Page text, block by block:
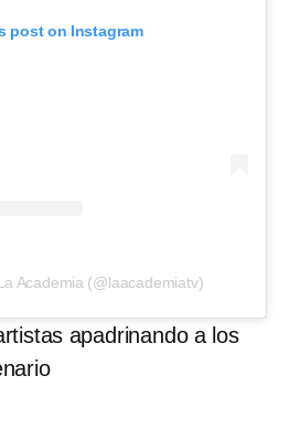
post on Instagram
Academia (@laacademiatv)
apadrinando a los